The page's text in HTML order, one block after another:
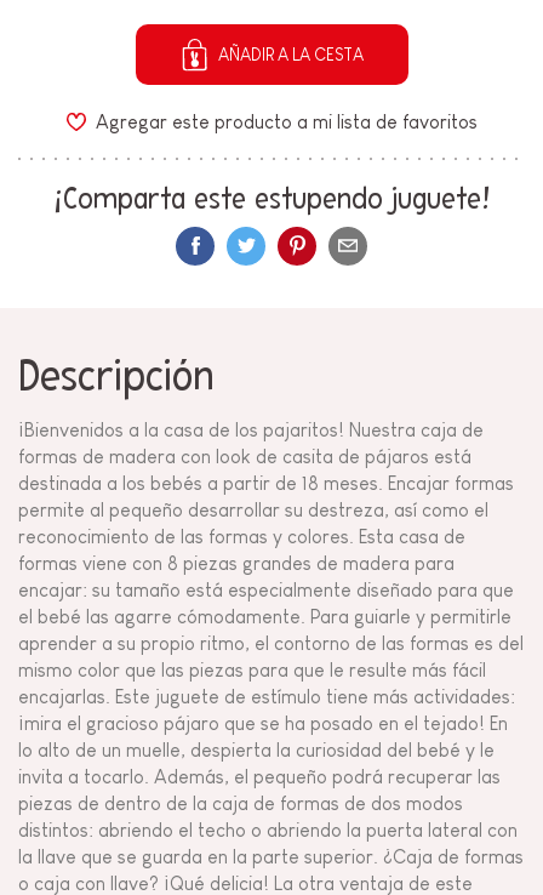
AÑADIR A LA CESTA
Agregar este producto a mi lista de favoritos
¡Comparta este estupendo juguete!
Descripción
¡Bienvenidos a la casa de los pajaritos! Nuestra caja de
formas de madera con look de casita de pájaros está
destinada a los bebés a partir de 18 meses. Encajar formas
permite al pequeño desarrollar su destreza, así como el
reconocimiento de las formas y colores. Esta casa de
formas viene con 8 piezas grandes de madera para
encajar: su tamaño está especialmente diseñado para que
el bebé las agarre cómodamente. Para guiarle y permitirle
aprender a su propio ritmo, el contorno de las formas es del
mismo color que las piezas para que le resulte más fácil
encajarlas. Este juguete de estímulo tiene más actividades:
¡mira el gracioso pájaro que se ha posado en el tejado! En
lo alto de un muelle, despierta la curiosidad del bebé y le
invita a tocarlo. Además, el pequeño podrá recuperar las
piezas de dentro de la caja de formas de dos modos
distintos: abriendo el techo o abriendo la puerta lateral con
la llave que se guarda en la parte superior. ¿Caja de formas
o caja con llave? ¡Qué delicia! La otra ventaja de este